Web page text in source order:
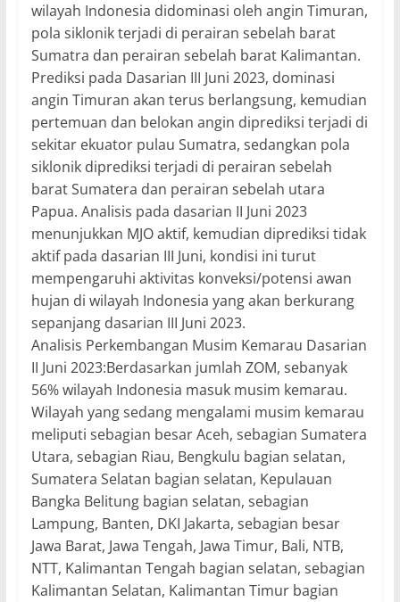
wilayah Indonesia didominasi oleh angin Timuran,
pola siklonik terjadi di perairan sebelah barat
Sumatra dan perairan sebelah barat Kalimantan.
Prediksi pada Dasarian III Juni 2023, dominasi
angin Timuran akan terus berlangsung, kemudian
pertemuan dan belokan angin diprediksi terjadi di
sekitar ekuator pulau Sumatra, sedangkan pola
siklonik diprediksi terjadi di perairan sebelah
barat Sumatera dan perairan sebelah utara
Papua. Analisis pada dasarian II Juni 2023
menunjukkan MJO aktif, kemudian diprediksi tidak
aktif pada dasarian III Juni, kondisi ini turut
mempengaruhi aktivitas konveksi/potensi awan
hujan di wilayah Indonesia yang akan berkurang
sepanjang dasarian III Juni 2023.
Analisis Perkembangan Musim Kemarau Dasarian
II Juni 2023:Berdasarkan jumlah ZOM, sebanyak
56% wilayah Indonesia masuk musim kemarau.
Wilayah yang sedang mengalami musim kemarau
meliputi sebagian besar Aceh, sebagian Sumatera
Utara, sebagian Riau, Bengkulu bagian selatan,
Sumatera Selatan bagian selatan, Kepulauan
Bangka Belitung bagian selatan, sebagian
Lampung, Banten, DKI Jakarta, sebagian besar
Jawa Barat, Jawa Tengah, Jawa Timur, Bali, NTB,
NTT, Kalimantan Tengah bagian selatan, sebagian
Kalimantan Selatan, Kalimantan Timur bagian